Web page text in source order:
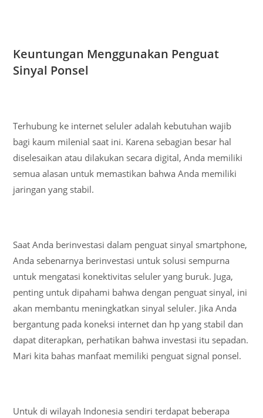
Keuntungan Menggunakan Penguat
Sinyal Ponsel
Terhubung ke internet seluler adalah kebutuhan wajib
bagi kaum milenial saat ini. Karena sebagian besar hal
diselesaikan atau dilakukan secara digital, Anda memiliki
semua alasan untuk memastikan bahwa Anda memiliki
jaringan yang stabil.
Saat Anda berinvestasi dalam penguat sinyal smartphone,
Anda sebenarnya berinvestasi untuk solusi sempurna
untuk mengatasi konektivitas seluler yang buruk. Juga,
penting untuk dipahami bahwa dengan penguat sinyal, ini
akan membantu meningkatkan sinyal seluler. Jika Anda
bergantung pada koneksi internet dan hp yang stabil dan
dapat diterapkan, perhatikan bahwa investasi itu sepadan.
Mari kita bahas manfaat memiliki penguat signal ponsel.
Untuk di wilayah Indonesia sendiri terdapat beberapa